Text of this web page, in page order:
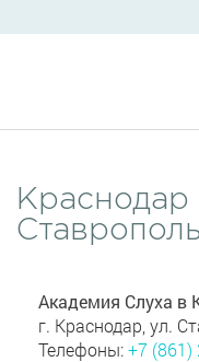
Краснодар
Академия Слуха в
г. Краснодар, ул.
Телефоны:+7 (861)